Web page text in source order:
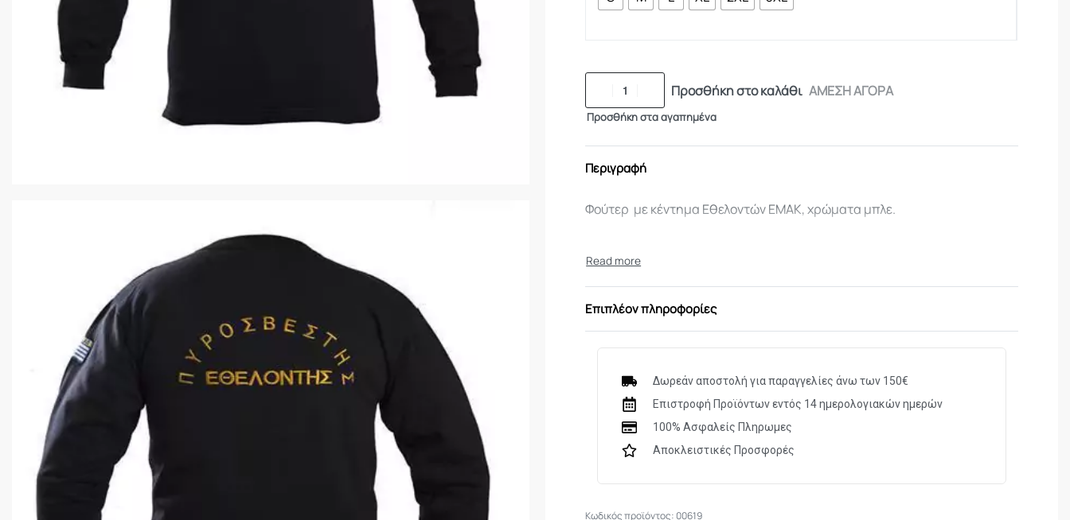
Προσθήκη στο καλάθι ΑΜΕΣΗ ΑΓΟΡΑ
Προσθήκη στα αγαπημένα
Περιγραφή
Φούτερ με κέντημα Εθελοντών ΕΜΑΚ, χρώματα μπλε.
Επιπλέον πληροφορίες
Δωρεάν αποστολή για παραγγελίες άνω των 150€
Επιστροφή Προϊόντων εντός 14 ημερολογιακών ημερών
100% Ασφαλείς Πληρωμες
Αποκλειστικές Προσφορές
00619